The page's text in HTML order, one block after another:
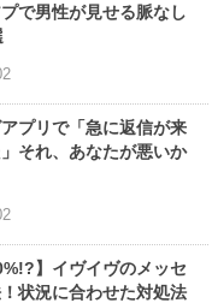
で男性が見せる脈なし
プリで「急に返信が来
それ、あなたが悪いか
】イヴイヴのメッセ
状況に合わせた対処法